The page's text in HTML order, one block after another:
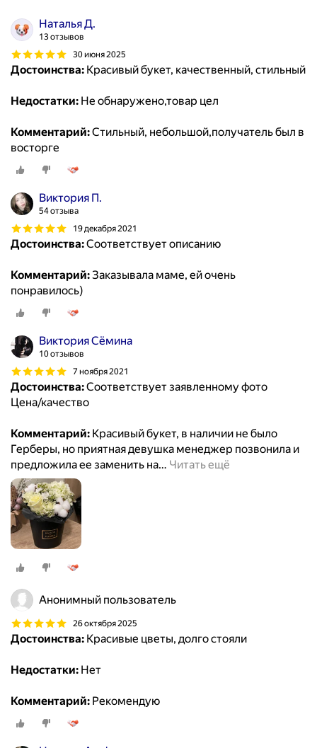
Наталья Д.
13 отзывов
30 июня 2025
Достоинства: Красивый букет, качественный, стильный
Недостатки: Не обнаружено,товар цел
Комментарий:Стильный, небольшой,получатель был в
восторге
Виктория П.
54 отзыва
19 декабря 2021
Достоинства:Соответствует описанию
Комментарий:Заказывала маме, ей очень
понравилось)
Виктория Сёмина
10 отзывов
7 ноября 2021
Достоинства:Соответствует заявленному фото
Цена/качество
Комментарий: Красивый букет, в наличии не было
Герберы, но приятная девушка менеджер позвонила и
предложила ее заменить на… Читать ещё
Анонимный пользователь
26 октября 2025
Достоинства: Красивые цветы, долго стояли
Недостатки: Нет
Комментарий: Рекомендую